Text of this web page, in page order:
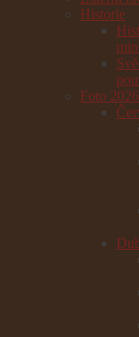
Historie
Foto 2026